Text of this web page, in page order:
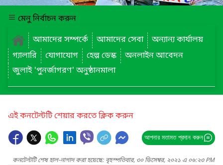
মেনু নির্বাচন করুন
আমাদের সম্পর্কে
আমাদের সেবা
অন্যান্য কার্যালয়
গ্যালারি
যোগাযোগ হেল্প ডেস্ক
অনলাইন আবেদন
জুলাই 'পুনর্জাগরণ' অনুষ্ঠানমালা
এই কনটেন্টটি শেয়ার করতে ক্লিক করুন
আপনার মতামত প্রদান করুন
কনটেন্টটি শেষ হাল-নাগাদ করা হয়েছে: বৃহস্পতিবার, ৩০ ডিসেম্বর, ২০২১ এ ০৬:২৩ PM